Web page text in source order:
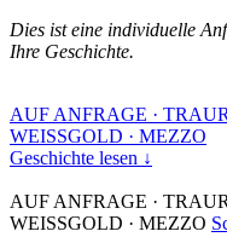
Dies ist eine individuelle
Ihre Geschichte.
AUF ANFRAGE ·
WEISSGOLD · MEZZO
Geschichte lesen ↓
AUF ANFRAGE ·
WEISSGOLD · MEZZO